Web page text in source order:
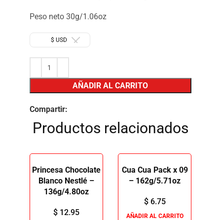
Peso neto 30g/1.06oz
$ USD
AÑADIR AL CARRITO
Compartir:
Productos relacionados
Princesa Chocolate
Blanco Nestlé –
136g/4.80oz
$12.95
Cua Cua Pack x 09
– 162g/5.71oz
$6.75
AÑADIR AL CARRITO